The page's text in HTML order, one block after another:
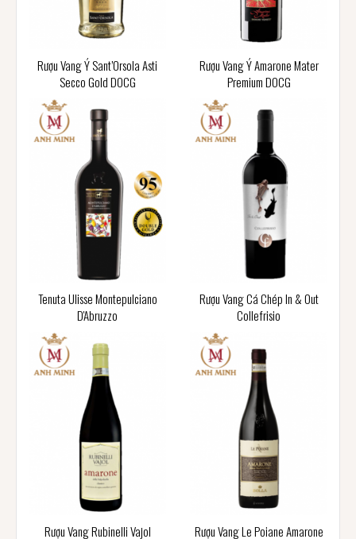
Rượu Vang Ý Sant’Orsola Asti
Secco Gold DOCG
Rượu Vang Ý Amarone Mater
Premium DOCG
Tenuta Ulisse Montepulciano
D'Abruzzo
Rượu Vang Cá Chép In & Out
Collefrisio
Rượu Vang Rubinelli Vajol
Rượu Vang Le Poiane Amarone